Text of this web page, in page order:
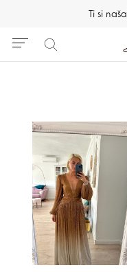
Ti si naša